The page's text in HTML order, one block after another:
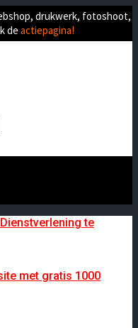
drukwerk, fotoshoot,
de actiepagina!
met gratis 1000